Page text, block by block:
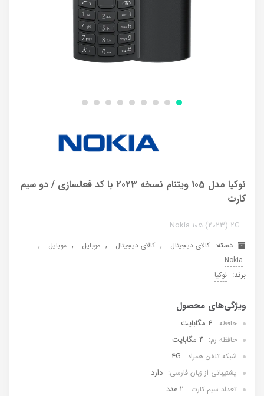
نوکیا مدل 105 ویتنام نسخه 2023 با کد فعالسازی / دو سیم
کارت
Nokia 105 (2023) 2G
دسته: کالای دیجیتال , کالای دیجیتال , موبایل , موبایل ,
Nokia
برند: نوکیا
حافظه: 4 مگابایت
حافظه رم: 4 مگابایت
شبکه تلفن همراه: 4G
پشتیبانی از زبان فارسی: دارد
تعداد سیم کارت: 2 عدد